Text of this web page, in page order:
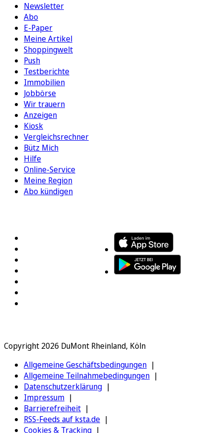
Newsletter
Abo
E-Paper
Meine Artikel
Shoppingwelt
Push
Testberichte
Immobilien
Jobbörse
Wir trauern
Anzeigen
Kiosk
Vergleichsrechner
Bütz Mich
Hilfe
Online-Service
Meine Region
Abo kündigen
Copyright 2026 DuMont Rheinland, Köln
Allgemeine Geschäftsbedingungen
Allgemeine Teilnahmebedingungen
Datenschutzerklärung
Impressum
Barrierefreiheit
RSS-Feeds auf ksta.de
Cookies & Tracking